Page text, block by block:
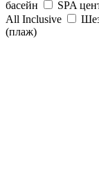
басейн
SPA
All Inclusive
(плаж)